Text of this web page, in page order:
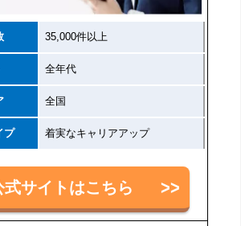
35,000件以上
全年代
全国
プ 着実なキャリアアップ
式サイトはこちら